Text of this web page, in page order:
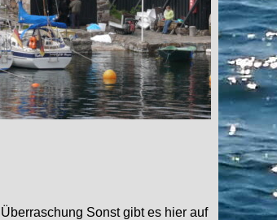
Sonst gibt es hier auf